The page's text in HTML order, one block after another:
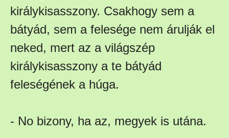
királykisasszony. Csakhogy sem a
bátyád, sem a felesége nem árulják el
neked, mert az a világszép
királykisasszony a te bátyád
feleségének a húga.
- No bizony, ha az, megyek is utána.